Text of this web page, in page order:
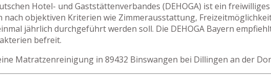
Hotel- und Gaststättenverbandes (DEHOGA) ist ein
nach objektiven Kriterien wie Zimmerausstattung,
jährlich durchgeführt werden soll. Die DEHOGA Bayern
befreit.
Matratzenreinigung in 89432 Binswangen bei Dillingen an der